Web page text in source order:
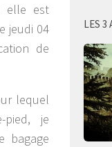
elle est
jeudi 04
de
lequel
pied, je
bagage
LES 3